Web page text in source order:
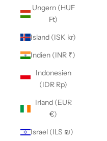
Ungern (HUF
Ft)
Island (ISK kr)
Indien (INR ₹)
Indonesien
(IDR Rp)
Irland (EUR
€)
Israel (ILS ₪)